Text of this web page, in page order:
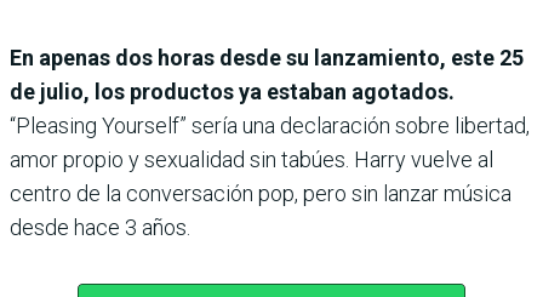
En apenas dos horas desde su lanzamiento, este 25
de julio, los productos ya estaban agotados.
“Pleasing Yourself” sería una declaración sobre libertad,
amor propio y sexualidad sin tabúes. Harry vuelve al
centro de la conversación pop, pero sin lanzar música
desde hace 3 años.